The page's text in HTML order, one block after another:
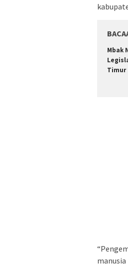
Mbak
Timur